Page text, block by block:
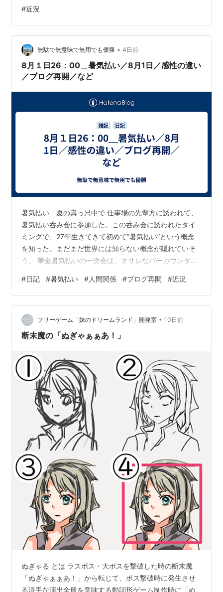
#近況
無駄で無意味で無用でも優勝 • 4日前
8月１日26：00＿暑気払い／8月1日／感性の違い
／ブログ再開／など
暑気払い＿夏の真っ只中で 仕事場の先輩方に誘われて、
暑気払い呑み会に参加した。この呑み会に誘われたタイ
ミングで、27年生きてきて初めて”暑気払い”という概念
を知った。まだまだ世界には知らない概念が隠れていそ
う。 華金暑気払いの一次会は、オサレなバーカウンター
ごろな価格で楽しめつつ、多種多様なお酒を飲めた。基
本的にお酒が強くないので、呑み会の時は適度にバラン
スをとって飲むことを心掛けている。飲んでないなぁみ
たいな空気にならない程度には飲みつつ、眠くなったり
コミュニケーションが雑になるほど一気には飲まない。
#日記 #暑気払い #人間関係 #ブログ再開 #近況
フリーゲーム「妹のドリームランド」開発室 • 10日前
断末魔の「ぬぎゃぁぁあ！」
ぬぎゃる とは ラスボス・大ボスを撃破した時の断末魔
「ぬぎゃぁぁあ！」から転じて、ボス撃破時に発生させ
る派手な演出全般を意味する動詞形ゲーム制作時に「ぬ